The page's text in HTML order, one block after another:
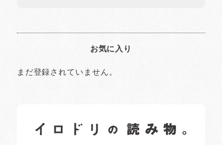
お気に入り
まだ登録されていません。
日常の様子など随時更新中です。